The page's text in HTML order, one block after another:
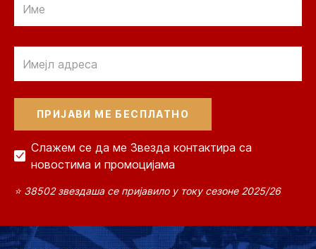
Слажем се да ме Звезда контактира са
новостима и промоцијама
⭐ 38502 звездаша се пријавило у току сезоне 2025/26